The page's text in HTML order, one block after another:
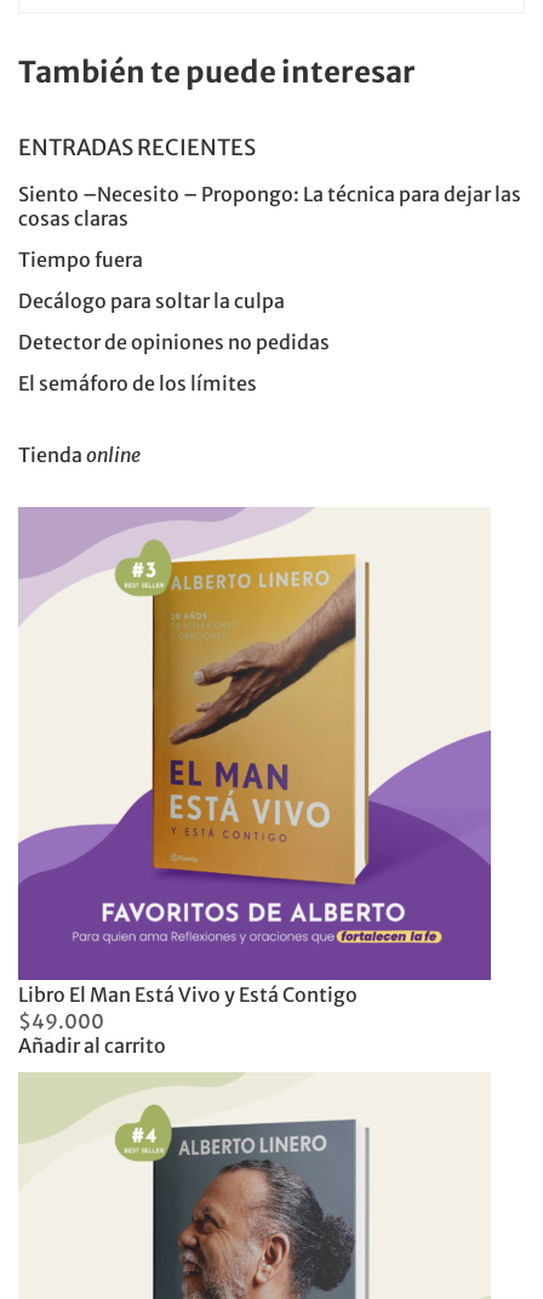
También te puede interesar
ENTRADAS RECIENTES
Siento –Necesito – Propongo: La técnica para dejar las
cosas claras
Tiempo fuera
Decálogo para soltar la culpa
Detector de opiniones no pedidas
El semáforo de los límites
Tienda online
Libro El Man Está Vivo y Está Contigo
$49.000
Añadir al carrito